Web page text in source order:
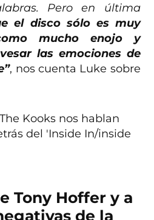
Pero en última
el disco sólo es muy
mucho enojo y
las emociones de
, nos cuenta Luke sobre
Tony Hoffer y a
de la